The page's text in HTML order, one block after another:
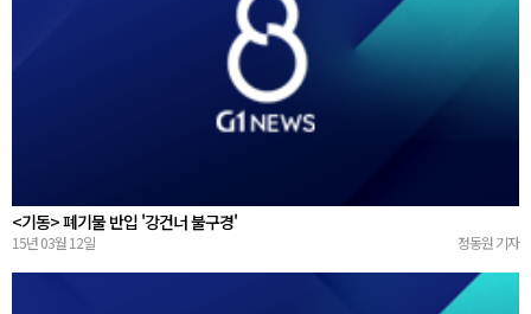
<기동> 폐기물 반입 '강건너 불구경'
15년 03월 12일 정동원 기자